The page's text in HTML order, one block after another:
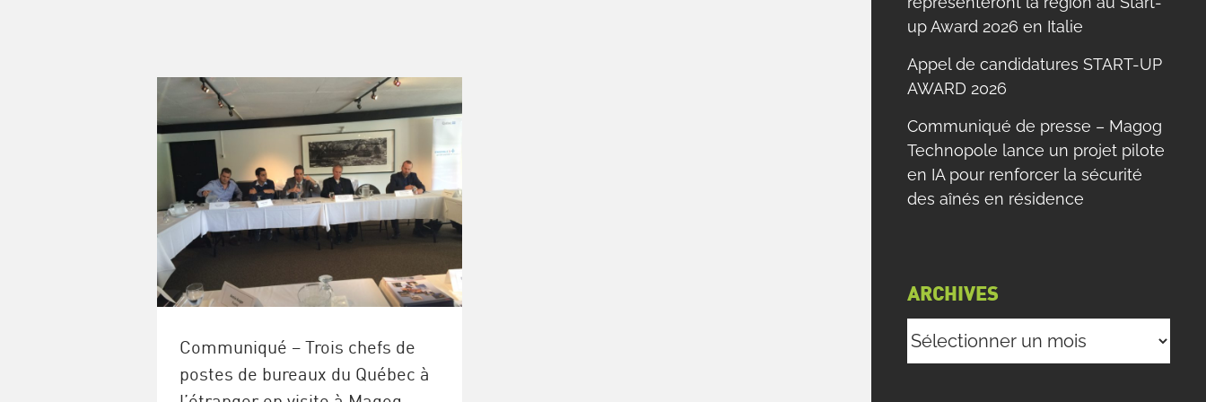
Communiqué – Trois chefs de
postes de bureaux du Québec à
up Award 2026 en Italie
Appel de candidatures START-UP
AWARD 2026
Communiqué de presse – Magog
Technopole lance un projet pilote
en IA pour renforcer la sécurité
des aînés en résidence
ARCHIVES
Archives